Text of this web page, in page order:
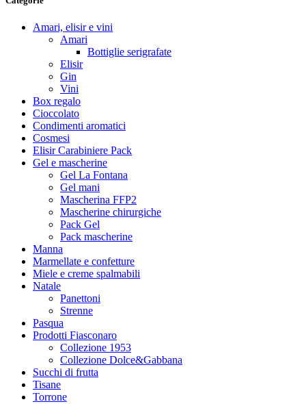
Amari, elisir e vini
Amari
Bottiglie serigrafate
Elisir
Gin
Vini
Box regalo
Cioccolato
Condimenti aromatici
Cosmesi
Elisir Carabiniere Pack
Gel e mascherine
Gel La Fontana
Gel mani
Mascherina FFP2
Mascherine chirurgiche
Pack Gel
Pack mascherine
Manna
Marmellate e confetture
Miele e creme spalmabili
Natale
Panettoni
Strenne
Pasqua
Prodotti Fiasconaro
Collezione 1953
Collezione Dolce&Gabbana
Succhi di frutta
Tisane
Torrone